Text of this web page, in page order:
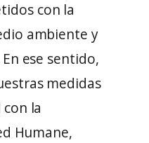
con la
ambiente y
ese sentido,
medidas
la
Humane,